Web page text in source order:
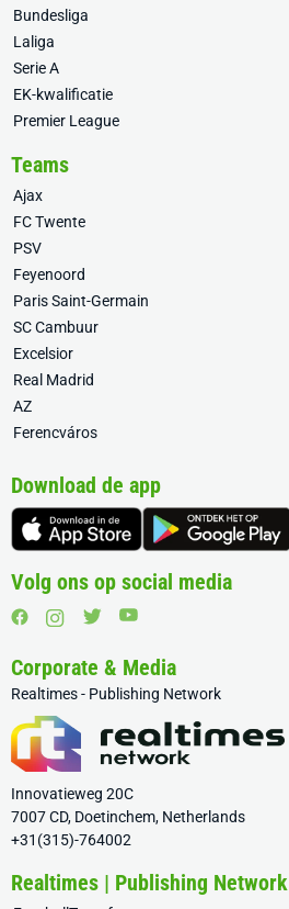
Bundesliga
Laliga
Serie A
EK-kwalificatie
Premier League
Teams
Ajax
FC Twente
PSV
Feyenoord
Paris Saint-Germain
SC Cambuur
Excelsior
Real Madrid
AZ
Ferencváros
Download de app
Volg ons op social media
Corporate & Media
Realtimes - Publishing Network
Innovatieweg 20C
7007 CD, Doetinchem, Netherlands
+31(315)-764002
Realtimes | Publishing Network